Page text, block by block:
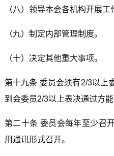
（八）领导本会各机构开展工
（九）制定内部管理制度。
（十）决定其他重大事项。
第十九条 委员会须有2/3以上
到会委员2/3以上表决通过方能
第二十条 委员会每年至少召
用通讯形式召开。